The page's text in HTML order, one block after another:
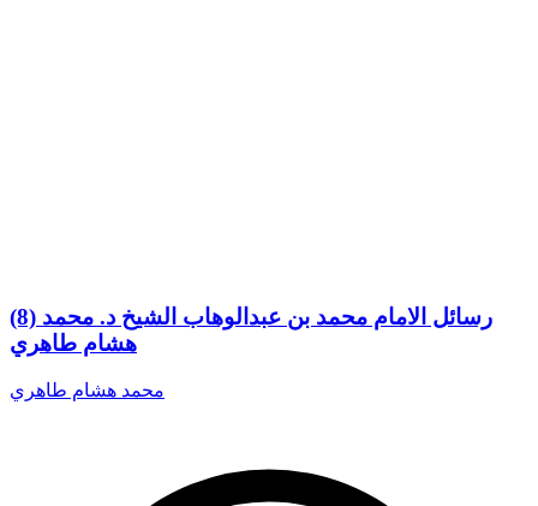
(8) رسائل الامام محمد بن عبدالوهاب الشيخ د. محمد
هشام طاهري
محمد هشام طاهري